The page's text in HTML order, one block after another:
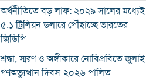
অর্থনীতিতে বড় লাফ: ২০২৯ সালের মধ্যেই
৫.১ ট্রিলিয়ন ডলারে পৌঁছাচ্ছে ভারতের
জিডিপি
শ্রদ্ধা, স্মরণ ও অঙ্গীকারে নোবিপ্রবিতে জুলাই
গণঅভ্যুত্থান দিবস-২০২৬ পালিত